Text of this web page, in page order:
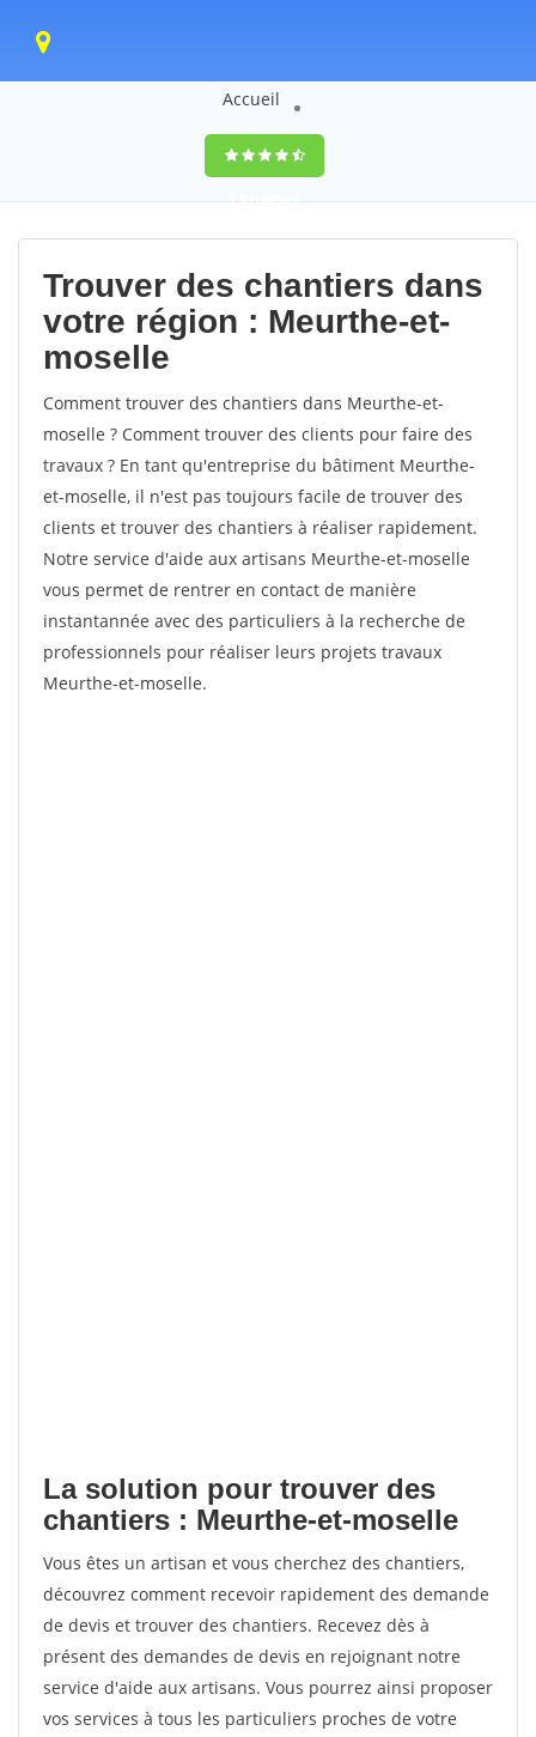
Accueil
9,5(100%)0
votes
Trouver des chantiers dans
votre région : Meurthe-et-
moselle
Comment trouver des chantiers dans Meurthe-et-
moselle ? Comment trouver des clients pour faire des
travaux ? En tant qu'entreprise du bâtiment Meurthe-
et-moselle, il n'est pas toujours facile de trouver des
clients et trouver des chantiers à réaliser rapidement.
Notre service d'aide aux artisans Meurthe-et-moselle
vous permet de rentrer en contact de manière
instantannée avec des particuliers à la recherche de
professionnels pour réaliser leurs projets travaux
Meurthe-et-moselle.
La solution pour trouver des
chantiers : Meurthe-et-moselle
Vous êtes un artisan et vous cherchez des chantiers,
découvrez comment recevoir rapidement des demande
de devis et trouver des chantiers. Recevez dès à
présent des demandes de devis en rejoignant notre
service d'aide aux artisans. Vous pourrez ainsi proposer
vos services à tous les particuliers proches de votre